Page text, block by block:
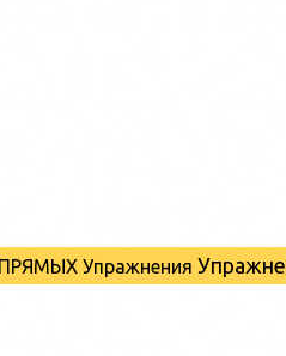
Упражнения